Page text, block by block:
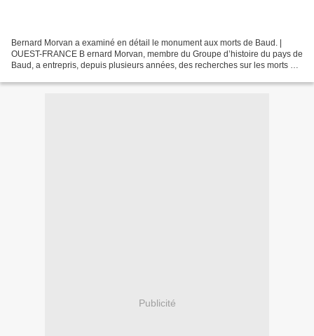
Bernard Morvan a examiné en détail le monument aux morts de Baud. |
OUEST-FRANCE B ernard Morvan, membre du Groupe d’histoire du pays de
Baud, a entrepris, depuis plusieurs années, des recherches sur les morts de
Publicité